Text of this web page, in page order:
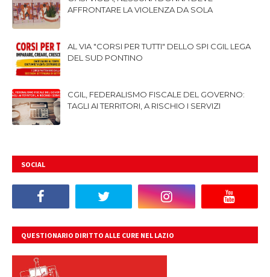
AFFRONTARE LA VIOLENZA DA SOLA
AL VIA "CORSI PER TUTTI" DELLO SPI CGIL LEGA
DEL SUD PONTINO
CGIL, FEDERALISMO FISCALE DEL GOVERNO:
TAGLI AI TERRITORI, A RISCHIO I SERVIZI
SOCIAL
QUESTIONARIO DIRITTO ALLE CURE NEL LAZIO